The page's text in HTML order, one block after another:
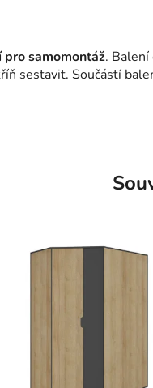
pro samomontáž. Balení
sestavit. Součástí